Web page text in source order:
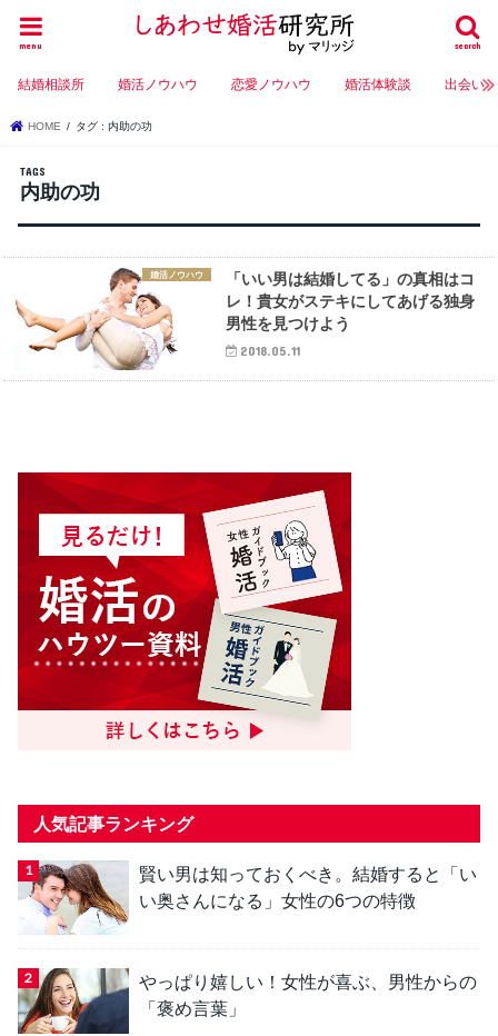
search
menu
結婚相談所 婚活ノウハウ 恋愛ノウハウ 婚活体験談 出会い
HOME タグ : 内助の功
内助の功
婚活ノウハウ
「いい男は結婚してる」の真相はコ
レ！貴女がステキにしてあげる独身
男性を見つけよう
2018.05.11
人気記事ランキング
賢い男は知っておくべき。結婚すると「い
い奥さんになる」女性の6つの特徴
やっぱり嬉しい！女性が喜ぶ、男性からの
「褒め言葉」